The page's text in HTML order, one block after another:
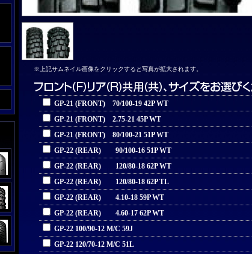
※上記サムネイル画像をクリックすると写真が拡大されます。
GP-21 (FRONT) 70/100-19 42P WT
GP-21 (FRONT) 2.75-21 45P WT
GP-21 (FRONT) 80/100-21 51P WT
GP-22 (REAR) 90/100-16 51P WT
GP-22 (REAR) 120/80-18 62P WT
GP-22 (REAR) 120/80-18 62P TL
GP-22 (REAR) 4.10-18 59P WT
GP-22 (REAR) 4.60-17 62P WT
GP-22 100/90-12 M/C 59J
GP-22 120/70-12 M/C 51L